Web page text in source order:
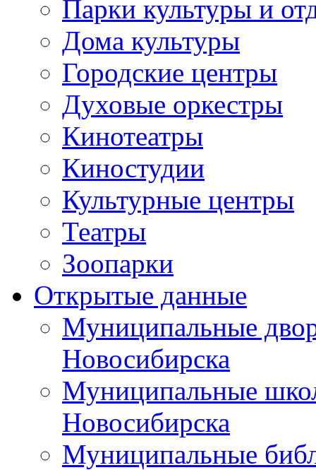
Парки культуры и
Дома культуры
Городские центры
Духовые оркестры
Кинотеатры
Киностудии
Культурные центры
Театры
Зоопарки
Открытые данные
Муниципальные
Новосибирска
Муниципальные
Новосибирска
Муниципальные